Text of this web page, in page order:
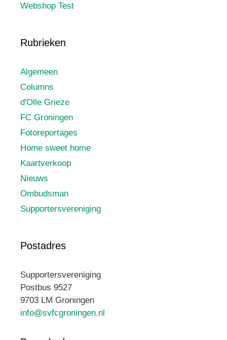
Webshop Test
Rubrieken
Algemeen
Columns
d'Olle Grieze
FC Groningen
Fotoreportages
Home sweet home
Kaartverkoop
Nieuws
Ombudsman
Supportersvereniging
Postadres
Supportersvereniging
Postbus 9527
9703 LM Groningen
info@svfcgroningen.nl